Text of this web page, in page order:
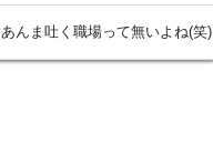
あんま吐く職場って無いよね(笑)